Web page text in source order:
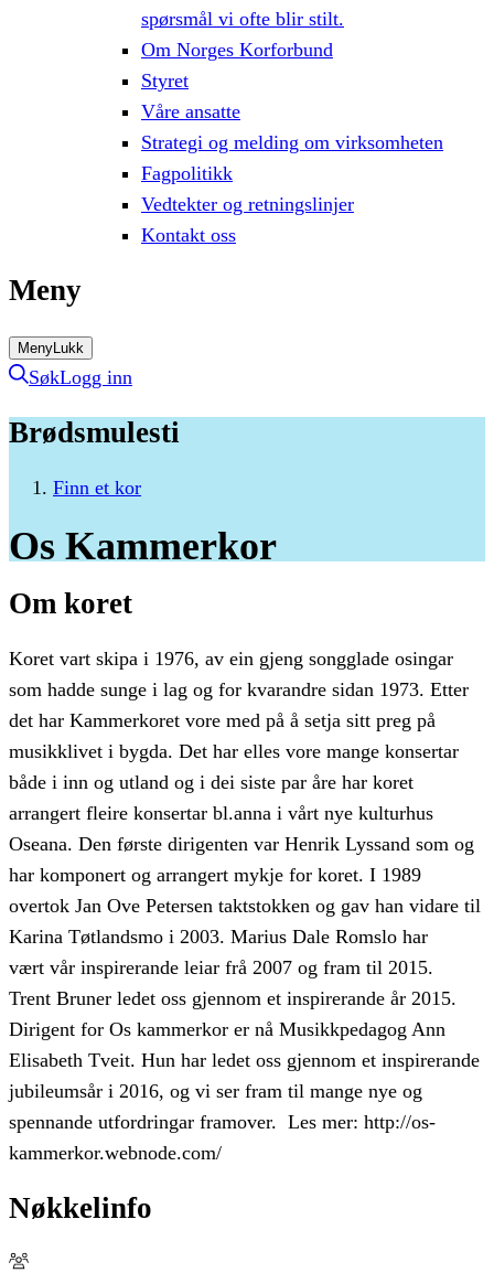
spørsmål vi ofte blir stilt.
Om Norges Korforbund
Styret
Våre ansatte
Strategi og melding om virksomheten
Fagpolitikk
Vedtekter og retningslinjer
Kontakt oss
Meny
MenyLukk
SøkLogg inn
Brødsmulesti
Finn et kor
Os Kammerkor
Om koret
Koret vart skipa i 1976, av ein gjeng songglade osingar
som hadde sunge i lag og for kvarandre sidan 1973. Etter
det har Kammerkoret vore med på å setja sitt preg på
musikklivet i bygda. Det har elles vore mange konsertar
både i inn og utland og i dei siste par åre har koret
arrangert fleire konsertar bl.anna i vårt nye kulturhus
Oseana. Den første dirigenten var Henrik Lyssand som og
har komponert og arrangert mykje for koret. I 1989
overtok Jan Ove Petersen taktstokken og gav han vidare til
Karina Tøtlandsmo i 2003. Marius Dale Romslo har
vært vår inspirerande leiar frå 2007 og fram til 2015.
Trent Bruner ledet oss gjennom et inspirerande år 2015.
Dirigent for Os kammerkor er nå Musikkpedagog Ann
Elisabeth Tveit. Hun har ledet oss gjennom et inspirerande
jubileumsår i 2016, og vi ser fram til mange nye og
spennande utfordringar framover. Les mer: http://os-
kammerkor.webnode.com/
Nøkkelinfo